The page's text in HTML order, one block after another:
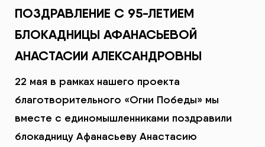
ПОЗДРАВЛЕНИЕ С 95-ЛЕТИЕМ
БЛОКАДНИЦЫ АФАНАСЬЕВОЙ
АНАСТАСИИ АЛЕКСАНДРОВНЫ
22 мая в рамках нашего проекта
благотворительного «Огни Победы» мы
вместе с единомышленниками поздравили
блокадницу Афанасьеву Анастасию